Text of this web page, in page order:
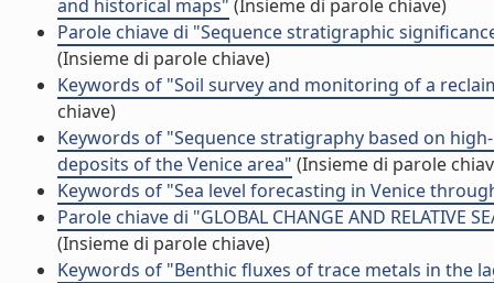
and historical maps" (Insieme di parole chiave)
Parole chiave di "Sequence stratigraphic
(Insieme di parole chiave)
Keywords of "Soil survey and monitoring of a
chiave)
Keywords of "Sequence stratigraphy based on
deposits of the Venice area" (Insieme di parole
Keywords of "Sea level forecasting in Venice
Parole chiave di "GLOBAL CHANGE AND RELATIVE
(Insieme di parole chiave)
Keywords of "Benthic fluxes of trace metals in the